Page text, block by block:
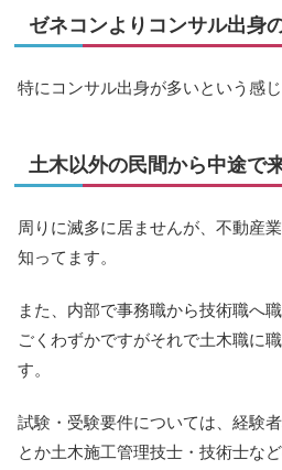
ゼネコンよりコンサル出身
特にコンサル出身が多いという感じ
土木以外の民間から中途で
周りに滅多に居ませんが、不動産
知ってます。
また、内部で事務職から技術職へ
ごくわずかですがそれで土木職に
す。
試験・受験要件については、経験
とか土木施工管理技士・技術士な